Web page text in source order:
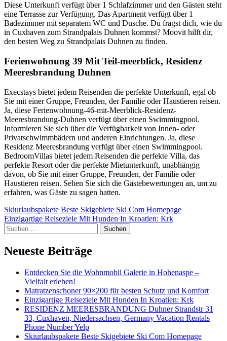
Diese Unterkunft verfügt über 1 Schlafzimmer und den Gästen steht
eine Terrasse zur Verfügung. Das Apartment verfügt über 1
Badezimmer mit separatem WC und Dusche. Du fragst dich, wie du
in Cuxhaven zum Strandpalais Duhnen kommst? Moovit hilft dir,
den besten Weg zu Strandpalais Duhnen zu finden.
Ferienwohnung 39 Mit Teil-meerblick, Residenz
Meeresbrandung Duhnen
Execstays bietet jedem Reisenden die perfekte Unterkunft, egal ob
Sie mit einer Gruppe, Freunden, der Familie oder Haustieren reisen.
Ja, diese Ferienwohnung-46-mit-Meerblick-Residenz-
Meeresbrandung-Duhnen verfügt über einen Swimmingpool.
Informieren Sie sich über die Verfügbarkeit von Innen- oder
Privatschwimmbädern und anderen Einrichtungen. Ja, diese
Residenz Meeresbrandung verfügt über einen Swimmingpool.
BedroomVillas bietet jedem Reisenden die perfekte Villa, das
perfekte Resort oder die perfekte Mietunterkunft, unabhängig
davon, ob Sie mit einer Gruppe, Freunden, der Familie oder
Haustieren reisen. Sehen Sie sich die Gästebewertungen an, um zu
erfahren, was Gäste zu sagen hatten.
Beitragsnavigation
Skiurlaubspakete Beste Skigebiete Ski Com Homepage
Einzigartige Reiseziele Mit Hunden In Kroatien: Krk
Suchen
nach:
Neueste Beiträge
Entdecken Sie die Wohnmobil Galerie in Hohenaspe –
Vielfalt erleben!
Matratzenschoner 90×200 für besten Schutz und Komfort
Einzigartige Reiseziele Mit Hunden In Kroatien: Krk
RESIDENZ MEERESBRANDUNG Duhner Strandstr 31
33, Cuxhaven, Niedersachsen, Germany Vacation Rentals
Phone Number Yelp
Skiurlaubspakete Beste Skigebiete Ski Com Homepage